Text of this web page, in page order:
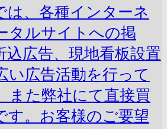
は、各種インターネ
タルサイトへの掲
込広告、現地看板設置
い広告活動を行って
また弊社にて直接買
す。お客様のご要望